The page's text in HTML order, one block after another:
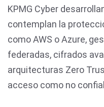
KPMG Cyber
contemplan la
como AWS o Azure,
federadas, cifrados
arquitecturas Zero
acceso como no